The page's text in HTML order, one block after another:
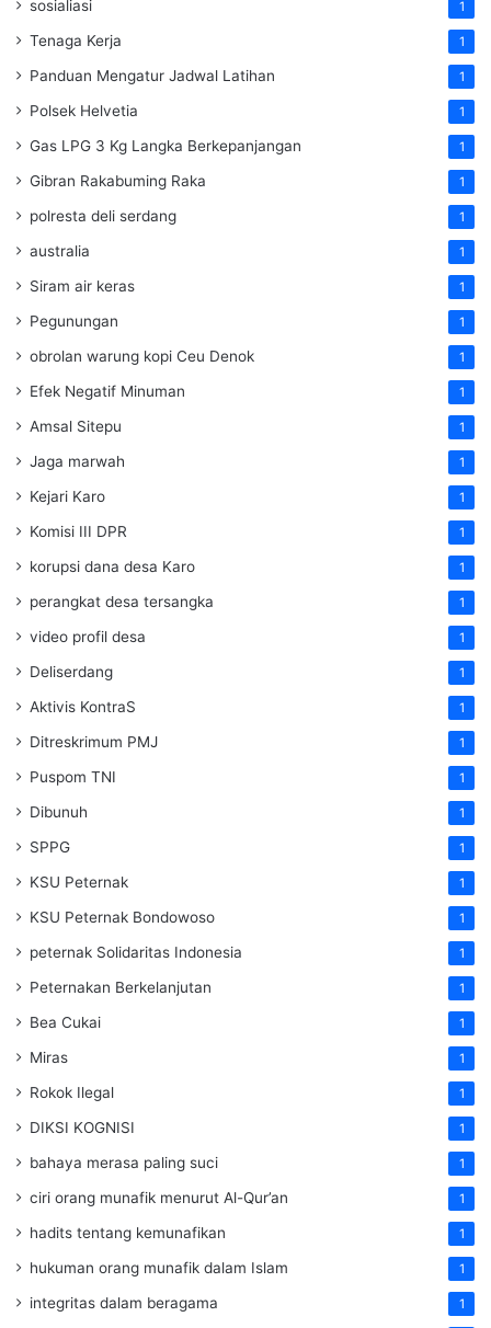
sosialiasi 1
Tenaga Kerja 1
Panduan Mengatur Jadwal Latihan 1
Polsek Helvetia 1
Gas LPG 3 Kg Langka Berkepanjangan 1
Gibran Rakabuming Raka 1
polresta deli serdang 1
australia 1
Siram air keras 1
Pegunungan 1
obrolan warung kopi Ceu Denok 1
Efek Negatif Minuman 1
Amsal Sitepu 1
Jaga marwah 1
Kejari Karo 1
Komisi III DPR 1
korupsi dana desa Karo 1
perangkat desa tersangka 1
video profil desa 1
Deliserdang 1
Aktivis KontraS 1
Ditreskrimum PMJ 1
Puspom TNI 1
Dibunuh 1
SPPG 1
KSU Peternak 1
KSU Peternak Bondowoso 1
peternak Solidaritas Indonesia 1
Peternakan Berkelanjutan 1
Bea Cukai 1
Miras 1
Rokok Ilegal 1
DIKSI KOGNISI 1
bahaya merasa paling suci 1
ciri orang munafik menurut Al-Qur’an 1
hadits tentang kemunafikan 1
hukuman orang munafik dalam Islam 1
integritas dalam beragama 1